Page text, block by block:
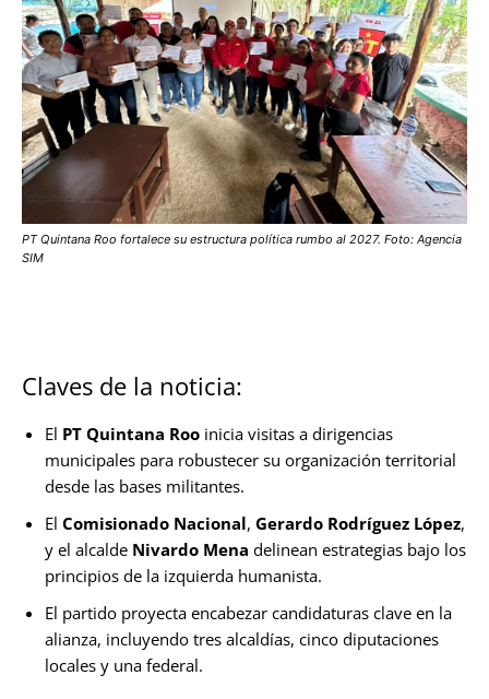
PT Quintana Roo fortalece su estructura política rumbo al 2027. Foto: Agencia
SIM
Claves de la noticia:
El PT Quintana Roo inicia visitas a dirigencias
municipales para robustecer su organización territorial
desde las bases militantes.
El Comisionado Nacional, Gerardo Rodríguez López,
y el alcalde Nivardo Mena delinean estrategias bajo los
principios de la izquierda humanista.
El partido proyecta encabezar candidaturas clave en la
alianza, incluyendo tres alcaldías, cinco diputaciones
locales y una federal.